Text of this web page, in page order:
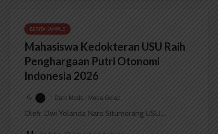
BERITA KAMPUS
Mahasiswa Kedokteran USU Raih
Penghargaan Putri Otonomi
Indonesia 2026
Dark Mode | Moda Gelap
Oleh: Dwi Yolanda Naro Situmorang USU,...